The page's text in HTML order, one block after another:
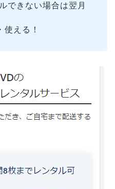
できない場合は翌月
える！